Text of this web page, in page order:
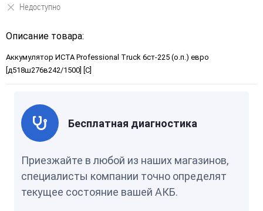
Недоступно
Описание товара:
Аккумулятор ИСТА Professional Truck 6ст-225 (о.п.) евро
[д518ш276в242/1500] [C]
Бесплатная диагностика
Приезжайте в любой из наших магазинов,
специалисты компании точно определят
текущее состояние вашей АКБ.